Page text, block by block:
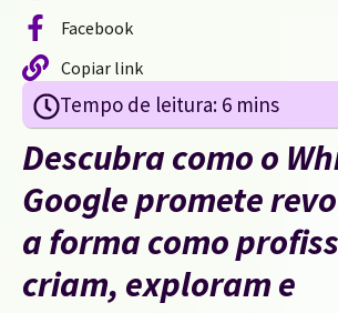
Facebook
Copiar link
Descubra como o
Google promete
a forma como
criam, exploram e